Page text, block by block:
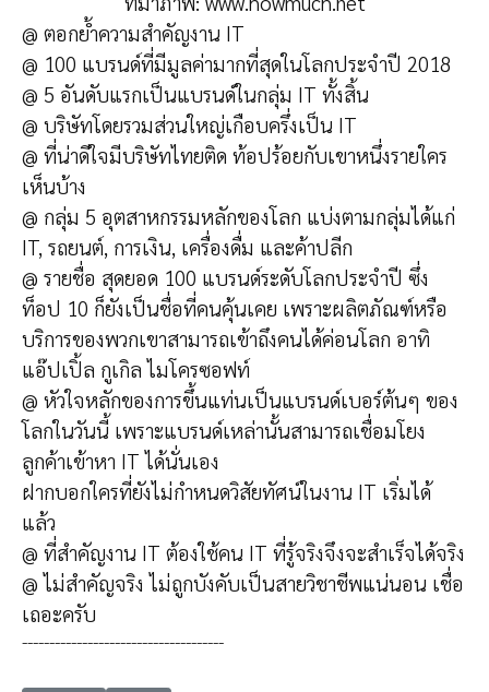
@ ตอกย้ำความสำคัญงาน IT
@ 100 แบรนด์ที่มีมูลค่ามากที่สุดในโลกประจำปี 2018
@ 5 อันดับแรกเป็นแบรนด์ในกลุ่ม IT ทั้งสิ้น
@ บริษัทโดยรวมส่วนใหญ่เกือบครึ่งเป็น IT
@ ที่น่าดีใจมีบริษัทไทยติด ท้อปร้อยกับเขาหนึ่งรายใคร
เห็นบ้าง
@ กลุ่ม 5 อุตสาหกรรมหลักของโลก แบ่งตามกลุ่มได้แก่
IT, รถยนต์, การเงิน, เครื่องดื่ม และค้าปลีก
@ รายชื่อ สุดยอด 100 แบรนด์ระดับโลกประจำปี ซึ่ง
ท็อป 10 ก็ยังเป็นชื่อที่คนคุ้นเคย เพราะผลิตภัณฑ์หรือ
บริการของพวกเขาสามารถเข้าถึงคนได้ค่อนโลก อาทิ
แอ๊ปเปิ้ล กูเกิล ไมโครซอฟท์
@ หัวใจหลักของการขึ้นแท่นเป็นแบรนด์เบอร์ต้นๆ ของ
โลกในวันนี้ เพราะแบรนด์เหล่านั้นสามารถเชื่อมโยง
ลูกค้าเข้าหา IT ได้นั่นเอง
ฝากบอกใครที่ยังไม่กำหนดวิสัยทัศน์ในงาน IT เริ่มได้
แล้ว
@ ที่สำคัญงาน IT ต้องใช้คน IT ที่รู้จริงจึงจะสำเร็จได้จริง
@ ไม่สำคัญจริง ไม่ถูกบังคับเป็นสายวิชาชีพแน่นอน เชื่อ
เถอะครับ
-------------------------------------